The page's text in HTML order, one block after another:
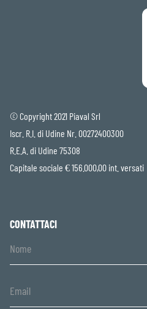
© Copyright 2021 Piaval Srl
Iscr. R.I. di Udine Nr. 00272400300
R.E.A. di Udine 75308
Capitale sociale € 156.000,00 int. versati
CONTATTACI